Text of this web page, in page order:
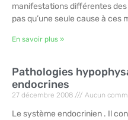
manifestations différentes
pas qu’une seule cause à
En savoir plus »
Pathologies
endocrines
27 décembre 2008 Aucun
Le système endocrinien . Il